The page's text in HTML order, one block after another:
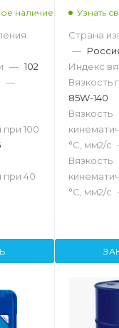
наличие
— 102
—
100
при 40
Узнать
Страна
—
Индекс
Вязкость
85W-140
Вязкость
°С, мм2/с
Вязкость
°С, мм2/с